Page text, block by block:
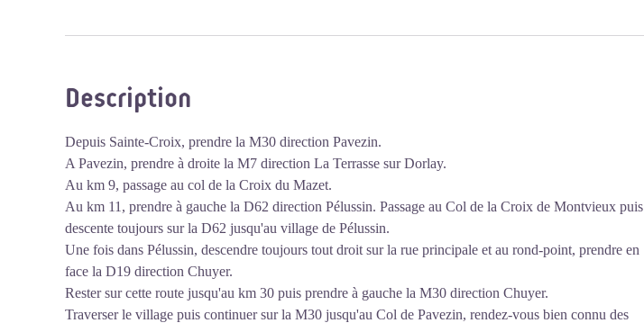
Description
Depuis Sainte-Croix, prendre la M30 direction Pavezin.
A Pavezin, prendre à droite la M7 direction La Terrasse sur Dorlay.
Au km 9, passage au col de la Croix du Mazet.
Au km 11, prendre à gauche la D62 direction Pélussin. Passage au Col de la Croix de Montvieux puis
descente toujours sur la D62 jusqu'au village de Pélussin.
Une fois dans Pélussin, descendre toujours tout droit sur la rue principale et au rond-point, prendre en
face la D19 direction Chuyer.
Rester sur cette route jusqu'au km 30 puis prendre à gauche la M30 direction Chuyer.
Traverser le village puis continuer sur la M30 jusqu'au Col de Pavezin, rendez-vous bien connu des